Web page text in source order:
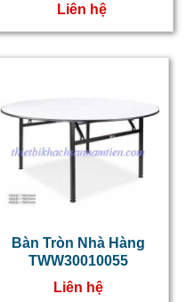
Liên hệ
Bàn Tròn Nhà Hàng
TWW30010055
Liên hệ